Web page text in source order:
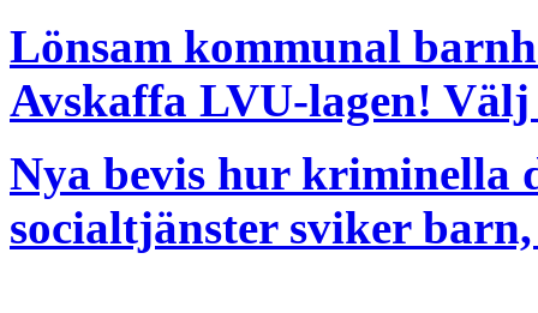
Lönsam kommunal
Avskaffa LVU-lagen!
Nya bevis hur kriminella
socialtjänster sviker